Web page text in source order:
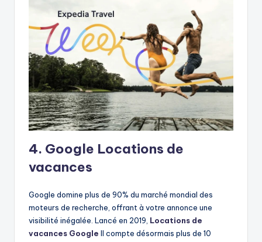
4. Google Locations de
vacances
Google domine plus de 90% du marché mondial des
moteurs de recherche, offrant à votre annonce une
visibilité inégalée. Lancé en 2019, Locations de
vacances Google Il compte désormais plus de 10